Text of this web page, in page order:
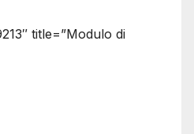
title=”Modulo di